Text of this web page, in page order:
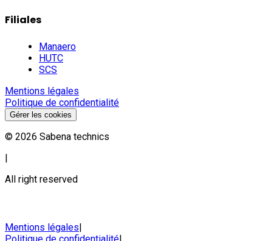
Filiales
Manaero
HUTC
SCS
Mentions légales
Politique de confidentialité
Gérer les cookies
© 2026 Sabena technics
|
All right reserved
Mentions légales|
Politique de confidentialité|